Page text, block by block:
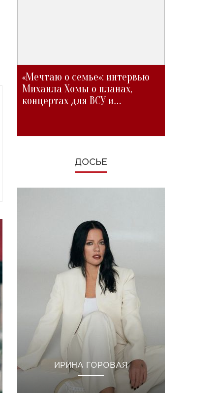
«Мечтаю о семье»: интервью
Михаила Хомы о планах,
концертах для ВСУ и
ДОСЬЕ
ИРИНА ГОРОВАЯ